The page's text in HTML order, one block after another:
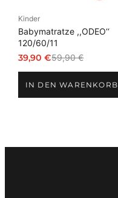
Kinder
Babymatratze ,,ODEO‘‘
120/60/11
59,90€
Ursprünglicher
war:
39,90€
Aktueller
ist:IN DEN WARENKORB